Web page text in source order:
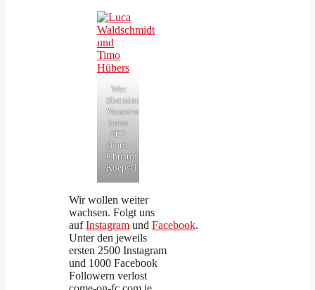
Wer
übernimmt
Verantwortung
beim
FC?
(Foto:
Christof
Koepsel/GettyImages)
Wir wollen weiter
wachsen. Folgt uns
aufInstagram und Facebook.
Unter den jeweils
ersten 2500 Instagram
und 1000 Facebook
Followern verlost